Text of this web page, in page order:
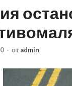
- от admin